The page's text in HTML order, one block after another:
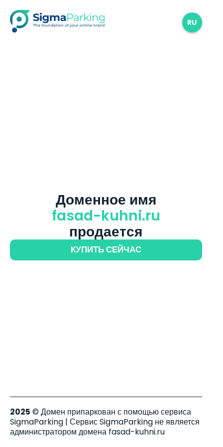
RU
Доменное имя
fasad-kuhni.ru
продается
КУПИТЬ СЕЙЧАС
2025 © Домен припаркован с помощью сервиса
SigmaParking | Сервис SigmaParking не является
администратором домена fasad-kuhni.ru